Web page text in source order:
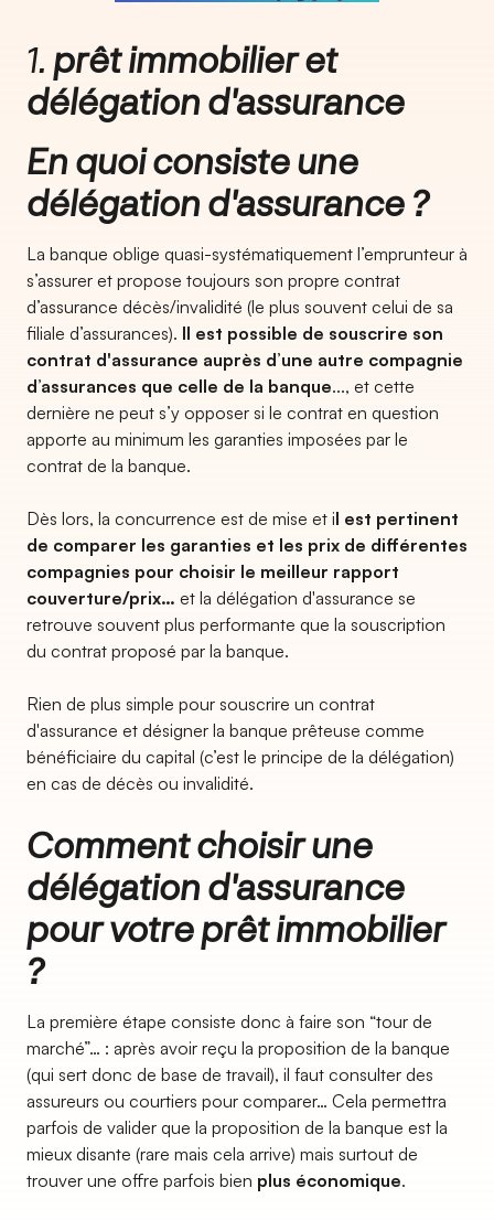
1. prêt immobilier et
délégation d'assurance
En quoi consiste une
délégation d'assurance ?
La banque oblige quasi-systématiquement l’emprunteur à
s’assurer et propose toujours son propre contrat
d’assurance décès/invalidité (le plus souvent celui de sa
filiale d’assurances). Il est possible de souscrire son
contrat d'assurance auprès d’une autre compagnie
d’assurances que celle de la banque..., et cette
dernière ne peut s’y opposer si le contrat en question
apporte au minimum les garanties imposées par le
contrat de la banque.
Dès lors, la concurrence est de mise et il est pertinent
de comparer les garanties et les prix de différentes
compagnies pour choisir le meilleur rapport
couverture/prix… et la délégation d'assurance se
retrouve souvent plus performante que la souscription
du contrat proposé par la banque.
Rien de plus simple pour souscrire un contrat
d'assurance et désigner la banque prêteuse comme
bénéficiaire du capital (c’est le principe de la délégation)
en cas de décès ou invalidité.
Comment choisir une
délégation d'assurance
pour votre prêt immobilier
?
La première étape consiste donc à faire son “tour de
marché”… : après avoir reçu la proposition de la banque
(qui sert donc de base de travail), il faut consulter des
assureurs ou courtiers pour comparer… Cela permettra
parfois de valider que la proposition de la banque est la
mieux disante (rare mais cela arrive) mais surtout de
trouver une offre parfois bien plus économique.